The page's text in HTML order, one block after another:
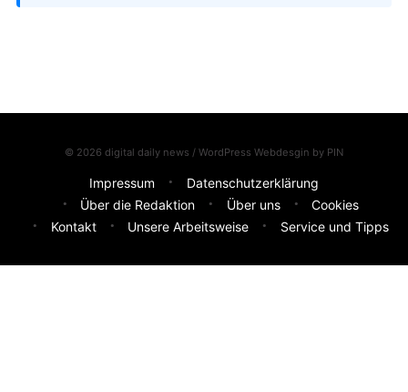
© 2026 digital daily news / WordPress Webdesgin by PIN
Impressum
Datenschutzerklärung
Über die Redaktion
Über uns
Cookies
Kontakt
Unsere Arbeitsweise Service und Tipps